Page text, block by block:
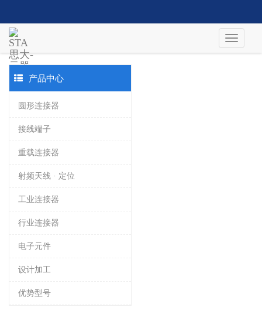
产品中心
圆形连接器
接线端子
重载连接器
射频天线 · 定位
工业连接器
行业连接器
电子元件
设计加工
优势型号